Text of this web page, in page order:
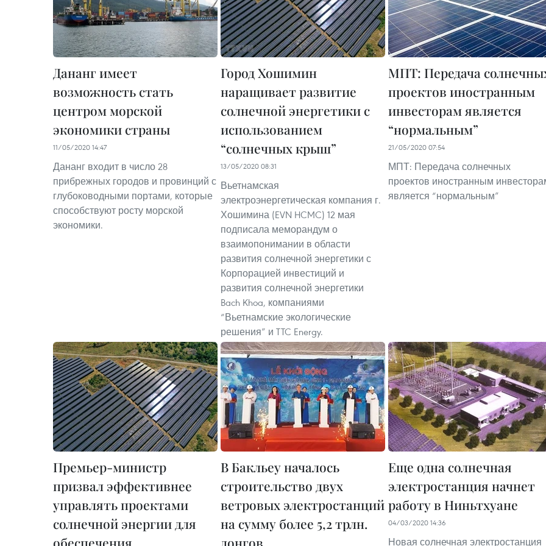
Дананг имеет
возможность стать
центром морской
экономики страны
11/05/2020 14:47
Дананг входит в число 28
прибрежных городов и провинций с
глубоководными портами, которые
способствуют росту морской
экономики.
Город Хошимин
наращивает развитие
солнечной энергетики с
использованием
“солнечных крыш”
13/05/2020 08:31
Вьетнамская
электроэнергетическая компания г.
Хошимина (EVN HCMC) 12 мая
подписала меморандум о
взаимопонимании в области
развития солнечной энергетики с
Корпорацией инвестиций и
развития солнечной энергетики
Bach Khoa, компаниями
“Вьетнамские экологические
решения” и TTC Energy.
МПТ: Передача
проектов иностранным
инвесторам является
“нормальным”
21/05/2020 07:54
МПТ: Передача солнечных
проектов иностранным
является “нормальным”
Премьер-министр
призвал эффективнее
управлять проектами
солнечной энергии для
обеспечения
В Бакльеу началось
строительство двух
ветровых электростанций
на сумму более 5,2 трлн.
донгов
Еще одна солнечная
электростанция начнет
работу в Ниньтхуане
04/03/2020 14:36
Новая солнечная электростанция